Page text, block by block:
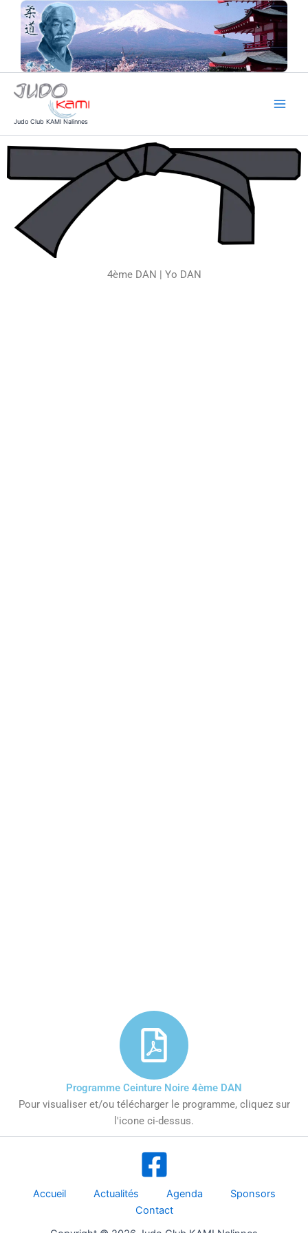
contenu
Judo Club KAMI Nalinnes
4ème DAN | Yo DAN
Programme Ceinture Noire 4ème DAN
Pour visualiser et/ou télécharger le programme, cliquez sur
l'icone ci-dessus.
Accueil Actualités Agenda
Sponsors
Contact